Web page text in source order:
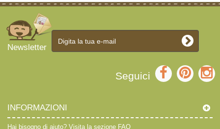
Newsletter
Seguici
INFORMAZIONI
Hai bisogno di aiuto? Visita la sezione FAQ